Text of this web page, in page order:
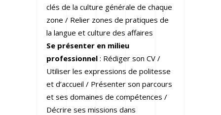
clés de la culture générale de chaque
zone / Relier zones de pratiques de
la langue et culture des affaires
Se présenter en milieu
professionnel : Rédiger son CV /
Utiliser les expressions de politesse
et d’accueil / Présenter son parcours
et ses domaines de compétences /
Décrire ses missions dans